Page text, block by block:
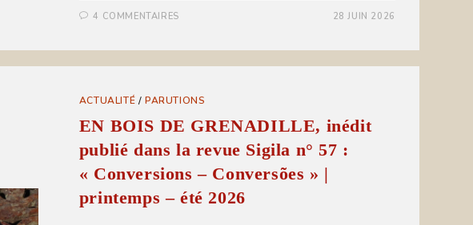
4 COMMENTAIRES 28 JUIN 2026
ACTUALITÉ /PARUTIONS
EN BOIS DE GRENADILLE, inédit
publié dans la revue Sigila n° 57 :
« Conversions – Conversões » |
printemps – été 2026